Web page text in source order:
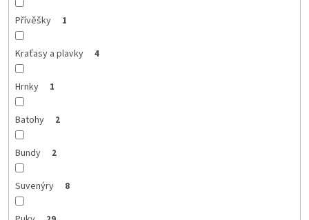
Přívěšky 1
Kraťasy a plavky 4
Hrnky 1
Batohy 2
Bundy 2
Suvenýry 8